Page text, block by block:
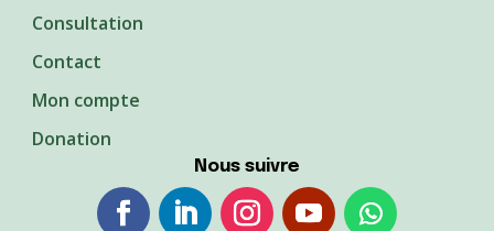
Consultation
Contact
Mon compte
Donation
Nous suivre